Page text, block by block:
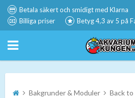
Betala säkert och smidigt med Klarna
Billiga priser
Betyg 4,3 av 5 på
Bakgrunder & Moduler Back to